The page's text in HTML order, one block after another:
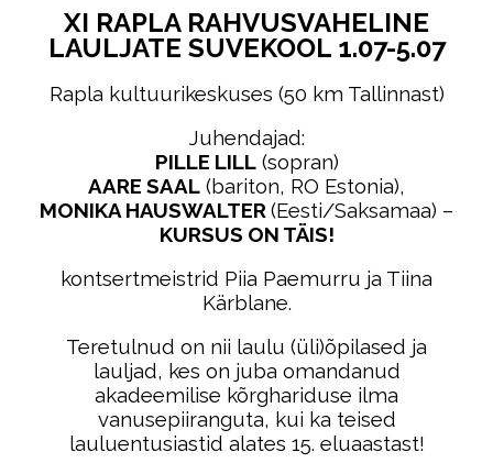
XI RAPLA RAHVUSVAHELINE
LAULJATE SUVEKOOL 1.07-5.07
Rapla kultuurikeskuses (50 km Tallinnast)
Juhendajad:
PILLE LILL(sopran)
AARE SAAL (bariton, RO Estonia),
MONIKA HAUSWALTER (Eesti/Saksamaa) –
KURSUS ON TÄIS!
kontsertmeistrid Piia Paemurru ja Tiina
Kärblane.
Teretulnud on nii laulu (üli)õpilased ja
lauljad, kes on juba omandanud
akadeemilise kõrghariduse ilma
vanusepiiranguta, kui ka teised
lauluentusiastid alates 15. eluaastast!